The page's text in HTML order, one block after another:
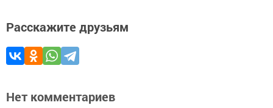
Расскажите друзьям
Нет комментариев